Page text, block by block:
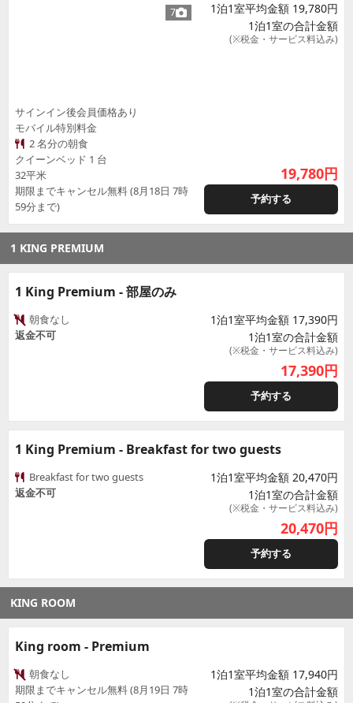
7
サインイン後会員価格あり
モバイル特別料金
2 名分の朝食
クイーンベッド 1 台
32平米
期限までキャンセル無料 (8月18日 7時
59分まで)
1泊1室平均金額 19,780円
1泊1室の合計金額
(※税金・サービス料込み)
19,780円
予約する
1 KING PREMIUM
1 King Premium - 部屋のみ
朝食なし
返金不可
1泊1室平均金額 17,390円
1泊1室の合計金額
(※税金・サービス料込み)
17,390円
予約する
1 King Premium - Breakfast for two guests
Breakfast for two guests
返金不可
1泊1室平均金額 20,470円
1泊1室の合計金額
(※税金・サービス料込み)
20,470円
予約する
KING ROOM
King room - Premium
朝食なし
期限までキャンセル無料 (8月19日 7時
1泊1室平均金額 17,940円
1泊1室の合計金額